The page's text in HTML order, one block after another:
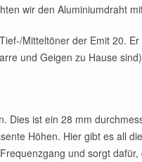
wir den Aluminiumdraht
Mitteltöner der Emit 20.
und Geigen zu Hause
Dies ist ein 28 mm
Höhen. Hier gibt es all
und sorgt